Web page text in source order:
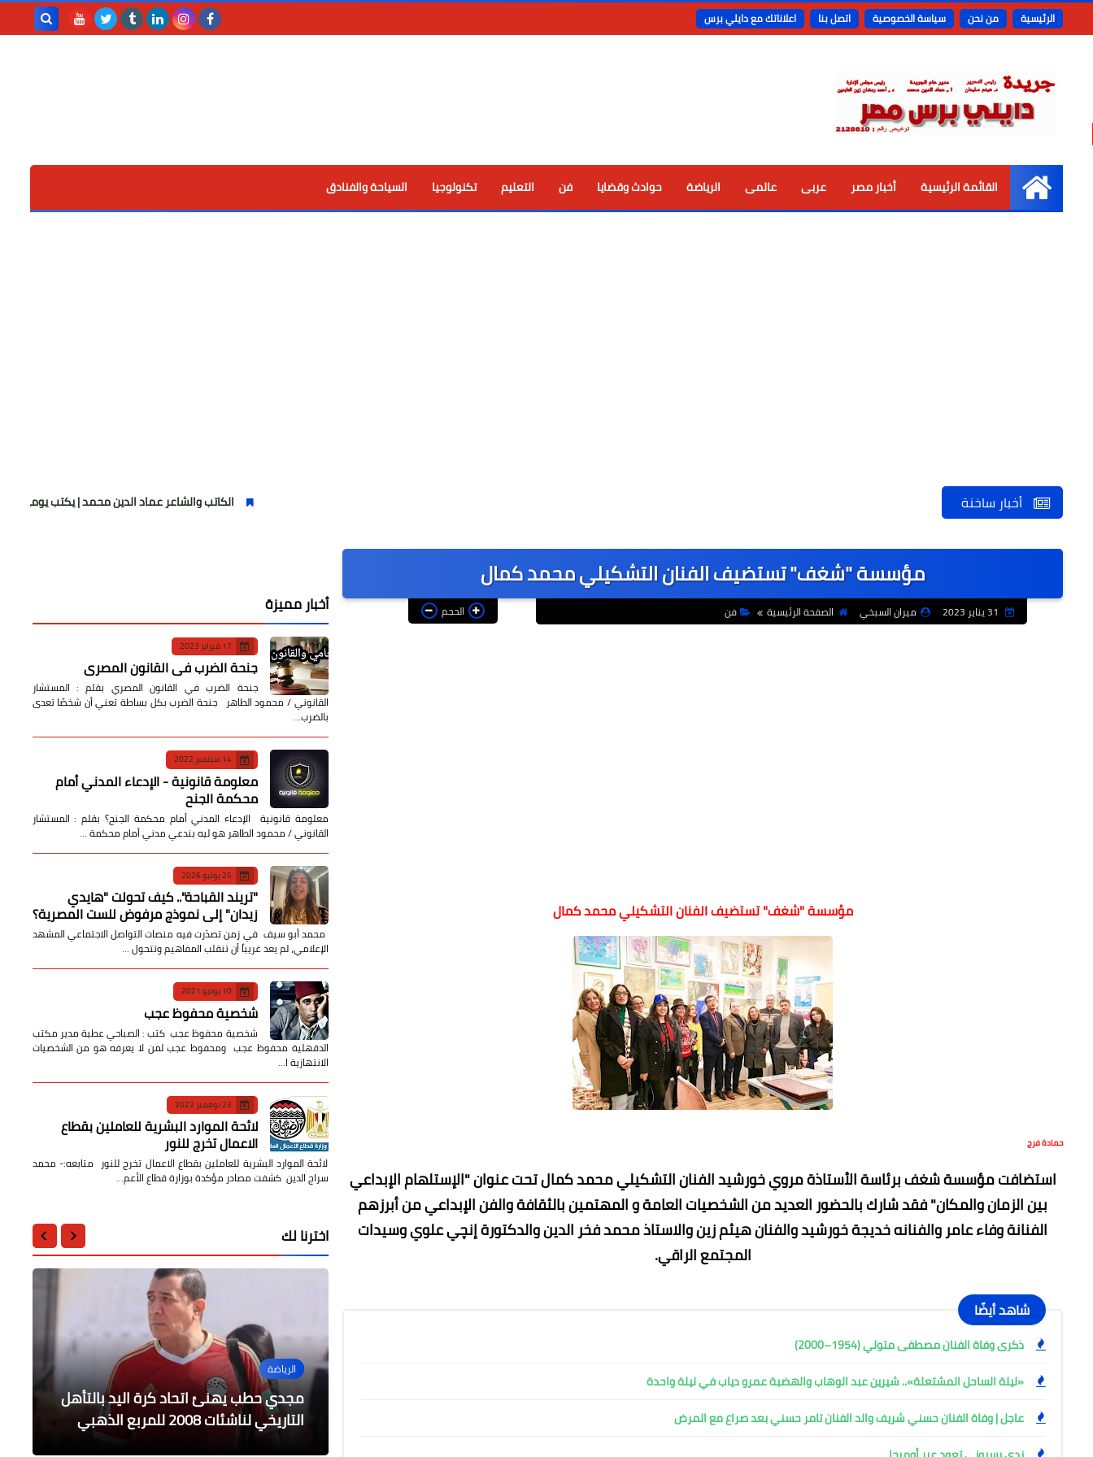
الرئيسية من نحن سياسة الخصوصية اتصل بنا اعلاناتك مع دايلي برس
الرئيسية
القائمة الرئيسية أخبار مصر عربى عالمى الرياضة حوادث وقضايا فن التعليم تكنولوجيا السياحة والفنادق
أخبار ساخنة الكاتب والشاعر عماد الدين محمد | يكتب يوميات شاعر وقصيدة :
مؤسسة "شغف" تستضيف الفنان التشكيلي محمد كمال
ميران السبخي الصفحة الرئيسية فن الحجم
مؤسسة "شغف" تستضيف الفنان التشكيلي محمد كمال
حمادة فرج
استضافت مؤسسة شغف برئاسة الأستاذة مروي خورشيد الفنان التشكيلي محمد كمال تحت عنوان "الإستلهام الإبداعي
بين الزمان والمكان" فقد شارك بالحضور العديد من الشخصيات العامة و المهتمين بالثقافة والفن الإبداعي من أبرزهم
الفنانة وفاء عامر والفنانه خديجة خورشيد والفنان هيثم زين والاستاذ محمد فخر الدين والدكتورة إنچي علوي وسيدات
المجتمع الراقي.
شاهد أيضًا
ذكرى وفاة الفنان مصطفى متولي (1954–2000)
«ليلة الساحل المشتعلة».. شيرين عبد الوهاب والهضبة عمرو دياب في ليلة واحدة
عاجل | وفاة الفنان حسني شريف والد الفنان تامر حسني بعد صراع مع المرض
أخبار مميزة
17 فبراير 2023
جنحة الضرب في القانون المصري
جنحة الضرب في القانون المصري بقلم : المستشار
القانوني / محمود الطاهر جنحة الضرب بكل بساطة تعني أن شخصًا تعدى
بالضرب…
14 سبتمبر 2022
معلومة قانونية - الإدعاء المدني أمام
محكمة الجنح
معلومة قانونية الإدعاء المدني أمام محكمة الجنح؟ بقلم : المستشار
القانوني / محمود الطاهر هو ليه بندعي مدني أمام محكمة …
25 يوليو 2026
​"تريند القباحة".. كيف تحولت "هايدي
زيدان" إلى نموذج مرفوض للست المصرية؟
​ محمد أبو سيف ​في زمن تصدّرت فيه منصات التواصل الاجتماعي المشهد
الإعلامي، لم يعد غريباً أن تنقلب المفاهيم وتتحول …
10 يونيو 2021
شخصية محفوظ عجب
شخصية محفوظ عجب كتب : الصباحي عطية مدير مكتب
الدقهلية محفوظ عجب ومحفوظ عجب لمن لا يعرفه هو من الشخصيات
الانتهازية ا…
23 نوفمبر 2022
لائحة الموارد البشرية للعاملين بقطاع
الاعمال تخرج للنور
لائحة الموارد البشرية للعاملين بقطاع الاعمال تخرج للنور متابعه:- محمد
سراج الدين كشفت مصادر مؤكدة بوزارة قطاع الأعم…
اخترنا لك
الرياضة
مجدي حطب يهنئ اتحاد كرة اليد بالتأهل
التاريخي لناشئات 2008 للمربع الذهبي
عالمى
روسيا تفكك شبكة منصات رقمية
مرتبطة بمراكز احتيال أوكرانية وتعتقل
20 شخصاً
عربى
في خطوة تاريخية اتفاقية دفاع مشترك
ثلاثية بين السعودية وتركيا وباكستان
الرياضة
السلطان المصري واستقبال حاشد للنجم
المصري
الرياضة
مولودية الجزائر يتعاقد رسميًا مع
البوروندي «موسي ندووموي»